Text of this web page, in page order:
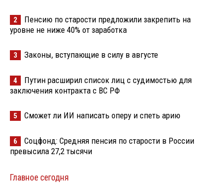
2
Пенсию по старости предложили закрепить на
уровне не ниже 40% от заработка
3 Законы, вступающие в силу в августе
4
Путин расширил список лиц с судимостью для
заключения контракта с ВС РФ
5 Сможет ли ИИ написать оперу и спеть арию
6
Соцфонд: Средняя пенсия по старости в России
превысила 27,2 тысячи
Главное сегодня